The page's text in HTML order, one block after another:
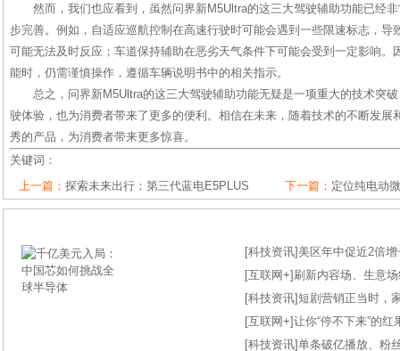
然而，我们也应看到，虽然问界新M5Ultra的这三大驾驶辅助功能已经
步完善。例如，自适应巡航控制在高速行驶时可能会遇到一些限速标志，导
可能无法及时反应；车道保持辅助在恶劣天气条件下可能会受到一定影响。
能时，仍需谨慎操作，遵循车辆说明书中的相关指示。
总之，问界新M5Ultra的这三大驾驶辅助功能无疑是一项重大的技术突
驶体验，也为消费者带来了更多的便利。相信在未来，随着技术的不断发展
秀的产品，为消费者带来更多惊喜。
关键词：
上一篇： 探索未来出行：第三代蓝电E5PLUS 下一篇： 定位纯电动
[科技资讯] 美区年中促近2倍
[互联网+] 刷新内容场、生意
[科技资讯]短剧营销正当时，
[互联网+]让你“停不下来”的
[科技资讯]单条破亿播放、粉